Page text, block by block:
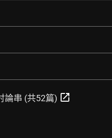
論串 (共52篇) open_in_new